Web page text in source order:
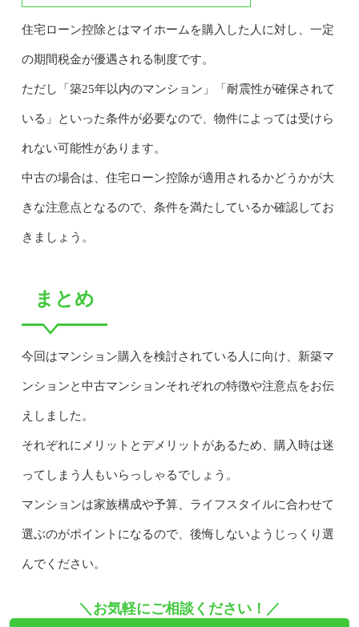
住宅ローン控除とはマイホームを購入した人に対し、一定
の期間税金が優遇される制度です。
ただし「築25年以内のマンション」「耐震性が確保されて
いる」といった条件が必要なので、物件によっては受けら
れない可能性があります。
中古の場合は、住宅ローン控除が適用されるかどうかが大
きな注意点となるので、条件を満たしているか確認してお
きましょう。
まとめ
今回はマンション購入を検討されている人に向け、新築マ
ンションと中古マンションそれぞれの特徴や注意点をお伝
えしました。
それぞれにメリットとデメリットがあるため、購入時は迷
ってしまう人もいらっしゃるでしょう。
マンションは家族構成や予算、ライフスタイルに合わせて
選ぶのがポイントになるので、後悔しないようじっくり選
んでください。
＼お気軽にご相談ください！／